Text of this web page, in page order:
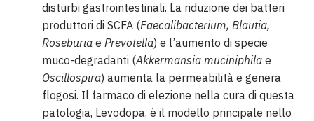
disturbi gastrointestinali. La riduzione dei batteri
produttori di SCFA (Faecalibacterium, Blautia,
Roseburia e Prevotella) e l’aumento di specie
muco-degradanti (Akkermansia muciniphila e
Oscillospira) aumenta la permeabilità e genera
flogosi. Il farmaco di elezione nella cura di questa
patologia, Levodopa, è il modello principale nello